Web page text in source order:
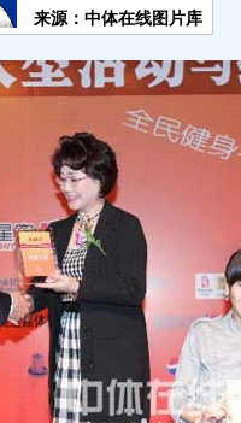
来源：中体在线图片库